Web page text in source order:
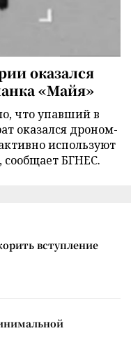
оказался
«Майя»
что упавший в
оказался дроном-
используют
БГНЕС.
вступление